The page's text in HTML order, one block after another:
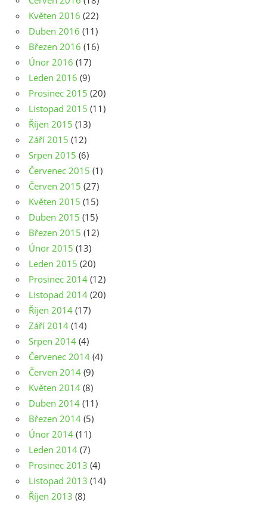
Květen 2016 (22)
Duben 2016 (11)
Březen 2016 (16)
Únor 2016 (17)
Leden 2016 (9)
Prosinec 2015 (20)
Listopad 2015 (11)
Říjen 2015 (13)
Září 2015 (12)
Srpen 2015 (6)
Červenec 2015 (1)
Červen 2015 (27)
Květen 2015 (15)
Duben 2015 (15)
Březen 2015 (12)
Únor 2015 (13)
Leden 2015 (20)
Prosinec 2014 (12)
Listopad 2014 (20)
Říjen 2014 (17)
Září 2014 (14)
Srpen 2014 (4)
Červenec 2014 (4)
Červen 2014 (9)
Květen 2014 (8)
Duben 2014 (11)
Březen 2014 (5)
Únor 2014 (11)
Leden 2014 (7)
Prosinec 2013 (4)
Listopad 2013 (14)
Říjen 2013 (8)